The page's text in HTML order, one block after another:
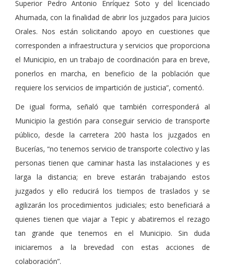
Superior Pedro Antonio Enríquez Soto y del licenciado
Ahumada, con la finalidad de abrir los juzgados para Juicios
Orales. Nos están solicitando apoyo en cuestiones que
corresponden a infraestructura y servicios que proporciona
el Municipio, en un trabajo de coordinación para en breve,
ponerlos en marcha, en beneficio de la población que
requiere los servicios de impartición de justicia”, comentó.
De igual forma, señaló que también corresponderá al
Municipio la gestión para conseguir servicio de transporte
público, desde la carretera 200 hasta los juzgados en
Bucerías, “no tenemos servicio de transporte colectivo y las
personas tienen que caminar hasta las instalaciones y es
larga la distancia; en breve estarán trabajando estos
juzgados y ello reducirá los tiempos de traslados y se
agilizarán los procedimientos judiciales; esto beneficiará a
quienes tienen que viajar a Tepic y abatiremos el rezago
tan grande que tenemos en el Municipio. Sin duda
iniciaremos a la brevedad con estas acciones de
colaboración”.